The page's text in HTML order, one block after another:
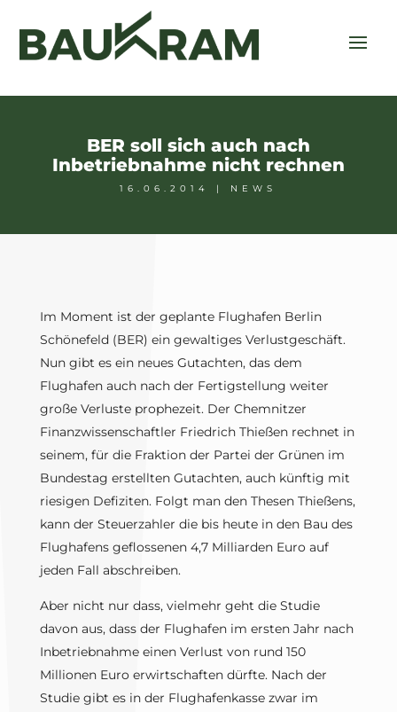
BER soll sich auch nach
Inbetriebnahme nicht rechnen
16.06.2014 | NEWS
Im Moment ist der geplante Flughafen Berlin
Schönefeld (BER) ein gewaltiges Verlustgeschäft.
Nun gibt es ein neues Gutachten, das dem
Flughafen auch nach der Fertigstellung weiter
große Verluste prophezeit. Der Chemnitzer
Finanzwissenschaftler Friedrich Thießen rechnet in
seinem, für die Fraktion der Partei der Grünen im
Bundestag erstellten Gutachten, auch künftig mit
riesigen Defiziten. Folgt man den Thesen Thießens,
kann der Steuerzahler die bis heute in den Bau des
Flughafens geflossenen 4,7 Milliarden Euro auf
jeden Fall abschreiben.
Aber nicht nur dass, vielmehr geht die Studie
davon aus, dass der Flughafen im ersten Jahr nach
Inbetriebnahme einen Verlust von rund 150
Millionen Euro erwirtschaften dürfte. Nach der
Studie gibt es in der Flughafenkasse zwar im